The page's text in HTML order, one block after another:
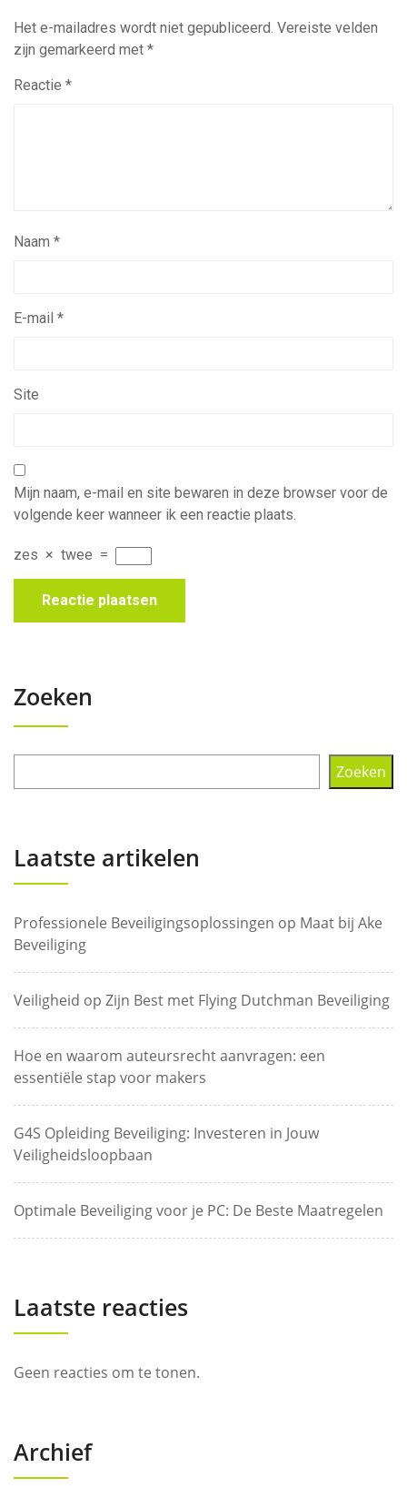
Het e-mailadres wordt niet gepubliceerd. Vereiste velden
zijn gemarkeerd met *
Reactie *
Naam *
E-mail *
Site
Mijn naam, e-mail en site bewaren in deze browser voor de
volgende keer wanneer ik een reactie plaats.
zes × twee =
Zoeken
Zoeken
Laatste artikelen
Professionele Beveiligingsoplossingen op Maat bij Ake
Beveiliging
Veiligheid op Zijn Best met Flying Dutchman Beveiliging
Hoe en waarom auteursrecht aanvragen: een
essentiële stap voor makers
G4S Opleiding Beveiliging: Investeren in Jouw
Veiligheidsloopbaan
Optimale Beveiliging voor je PC: De Beste Maatregelen
Laatste reacties
Geen reacties om te tonen.
Archief